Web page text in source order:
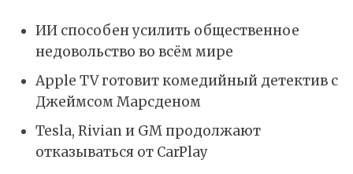
ИИ способен усилить общественное
недовольство во всём мире
Apple TV готовит комедийный детектив с
Джеймсом Марсденом
Tesla, Rivian и GM продолжают
отказываться от CarPlay